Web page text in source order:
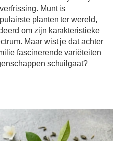
Maar wist je dat achter
fascinerende variëteiten
schuilgaat?